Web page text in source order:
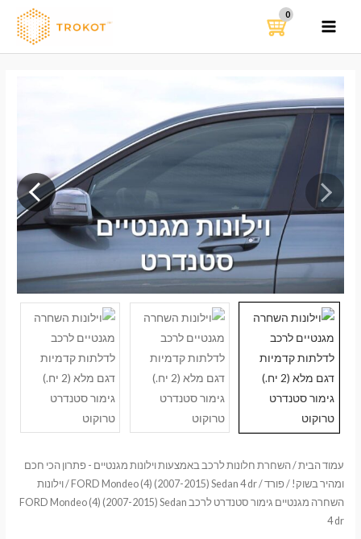
MAIN
עמוד הבית/השחרת חלונות לרכב באמצעות וילונות מגנטיים - פתרון הכי חכם
ומהיר בשוק! /פורד/
FORD Mondeo (4) (2007-2015) Sedan 4 dr / וילונות
השחרה מגנטיים גימור סטנדרט לרכב FORD Mondeo (4) (2007-2015) Sedan
4 dr